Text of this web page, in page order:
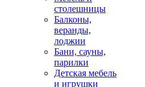
столешницы
Балконы,
веранды,
лоджии
Бани, сауны,
парилки
Детская мебель
и игрушки